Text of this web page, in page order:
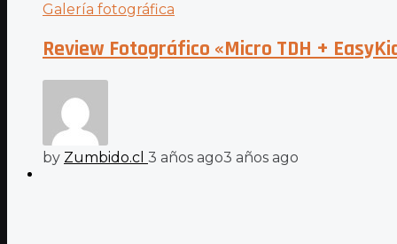
Galería fotográfica
Review Fotográfico «Micro TDH +
by Zumbido.cl 3 años ago3 años ago